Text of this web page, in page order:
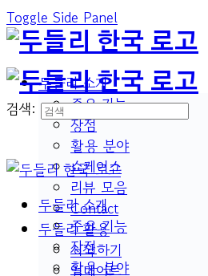
Toggle Side Panel
두들리 소개
주요 기능
장점
활용 분야
쇼케이스
리뷰 모음
Contact
두들리 활용
시작하기
업데이트
검색:
두들리 소개
주요 기능
장점
활용 분야